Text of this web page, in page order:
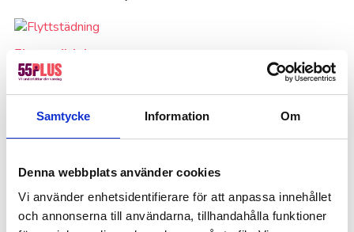
Samtycke Information Om
Denna webbplats använder cookies
Vi använder enhetsidentifierare för att anpassa innehållet
och annonserna till användarna, tillhandahålla funktioner
Flyttstädning
Flyttstädning i Västerås Slipp stressen med städningen
under flytten – på 55Plus garanterar vi en felfri
flyttstädning i Västerås. Vi ser till...
Att tänka på
Vi arbetar först och främst utifrån det städmaterial ni har i